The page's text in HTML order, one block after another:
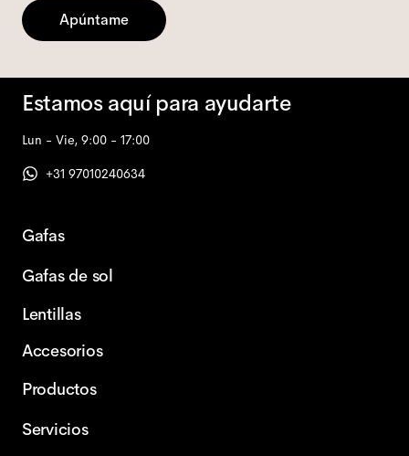
Apúntame
Estamos aquí para ayudarte
Lun - Vie, 9:00 - 17:00
+31 97010240634
Gafas
Gafas de sol
Lentillas
Accesorios
Productos
Servicios